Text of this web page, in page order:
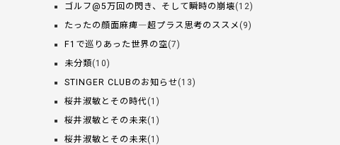
ゴルフ@5万回の閃き、そして瞬時の崩壊(12)
たったの顔面麻痺―超プラス思考のススメ(9)
F1で巡りあった世界の空(7)
未分類(10)
STINGER CLUBのお知らせ(13)
桜井淑敏とその時代(1)
桜井淑敏とその未来(1)
桜井淑敏とその未来(1)